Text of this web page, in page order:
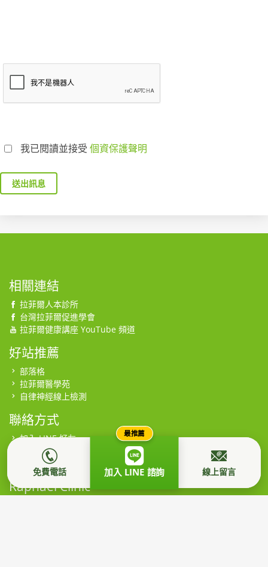
我已閱讀並接受 個資保護聲明
送出訊息
相關連結
拉菲爾人本診所
台灣拉菲爾促進學會
拉菲爾健康講座 YouTube 頻道
好站推薦
部落格
拉菲爾醫學苑
自律神經線上檢測
聯絡方式
加入 LINE 好友
連絡電話
留言給我們
Raphael Clinic
免費電話
最推薦
加入 LINE 諮詢 線上留言